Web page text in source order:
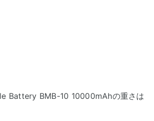
Battery BMB-10 10000mAhの重さは